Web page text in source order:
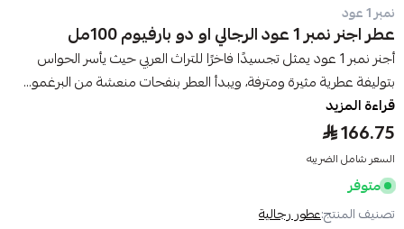
نمبر 1 عود
عطر اجنر نمبر 1 عود الرجالي او دو بارفيوم 100مل
أجنر نمبر 1 عود يمثل تجسيدًا فاخرًا للتراث العربي حيث يأسر الحواس
بتوليفة عطرية مثيرة ومترفة، ويبدأ العطر بنفحات منعشة من البرغمو...
قراءة المزيد
166.75
السعر شامل الضريبه
متوفر
تصنيف المنتج:عطور رجالية